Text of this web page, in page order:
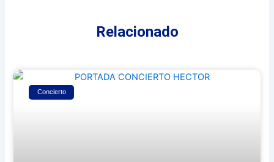
Relacionado
Concierto